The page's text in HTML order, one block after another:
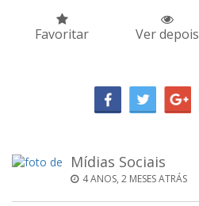
Favoritar Ver depois
Mídias Sociais
4 ANOS, 2 MESES ATRÁS